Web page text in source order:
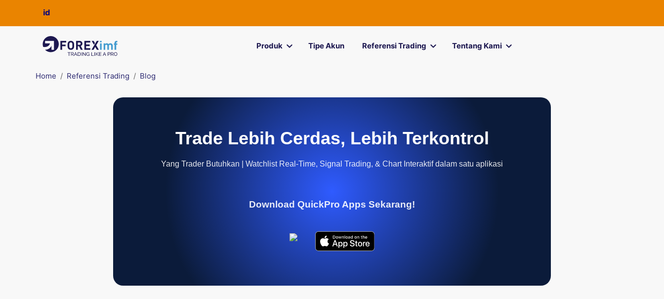
Produk Tipe Akun Referensi Trading Tentang Kami
Home Referensi Trading Blog
Trade Lebih Cerdas, Lebih Terkontrol
Yang Trader Butuhkan | Watchlist Real-Time, Signal Trading, & Chart Interaktif dalam satu aplikasi
Download QuickPro Apps Sekarang!